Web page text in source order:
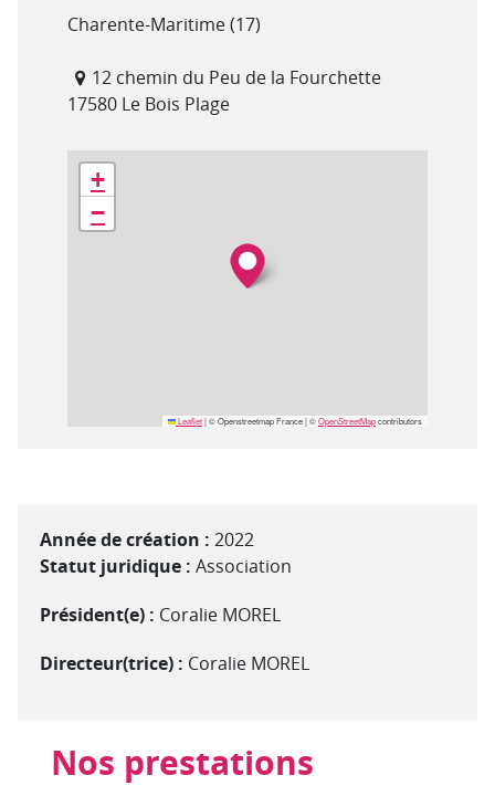
Département(s)
Charente-Maritime (17)
12 chemin du Peu de la Fourchette
17580 Le Bois Plage
Géolocalisation
+
−
Leaflet|© Openstreetmap France | ©OpenStreetMapcontributors
Année de création : 2022
Statut juridique : Association
Président(e) : Coralie MOREL
Directeur(trice) : Coralie MOREL
Nos prestations